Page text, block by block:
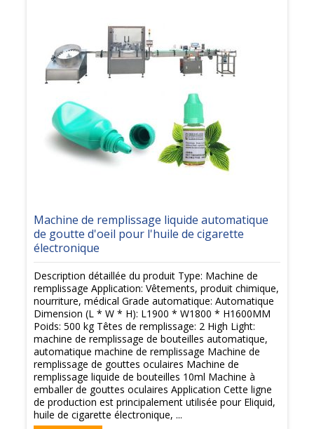
Machine de remplissage liquide automatique
de goutte d'oeil pour l'huile de cigarette
électronique
Description détaillée du produit Type: Machine de
remplissage Application: Vêtements, produit chimique,
nourriture, médical Grade automatique: Automatique
Dimension (L * W * H): L1900 * W1800 * H1600MM
Poids: 500 kg Têtes de remplissage: 2 High Light:
machine de remplissage de bouteilles automatique,
automatique machine de remplissage Machine de
remplissage de gouttes oculaires Machine de
remplissage liquide de bouteilles 10ml Machine à
emballer de gouttes oculaires Application Cette ligne
de production est principalement utilisée pour Eliquid,
huile de cigarette électronique, ...